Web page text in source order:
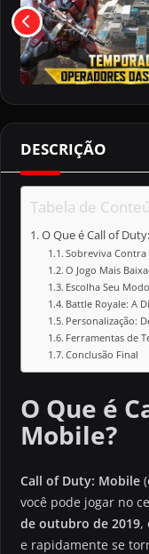
DESCRIÇÃO
Tabela de
O Que é Call of
Sobreviva Contra
O Jogo Mais
Escolha Seu
Battle Royale: A
Personalização:
Ferramentas de
Conclusão Final
O Que é
Mobile?
Call of Duty: Mobile
você pode jogar no
de outubro de 2019,
e rapidamente se